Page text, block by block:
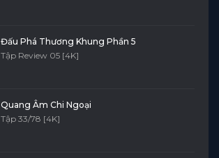
Đấu Phá Thương Khung Phần 5
Tập Review 05 [4K]
Quang Âm Chi Ngoại
Tập 33/78 [4K]